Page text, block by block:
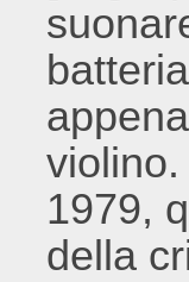
1979,
della